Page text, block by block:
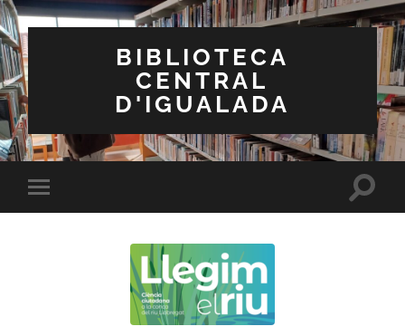
BIBLIOTECA
CENTRAL
D'IGUALADA
Toggle
mobile
Toggle